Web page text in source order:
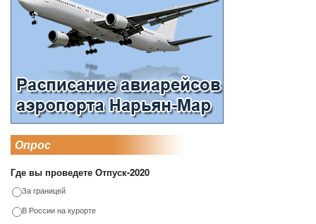
Опрос
Где вы проведете Отпуск-2020
За границей
В России на курорте